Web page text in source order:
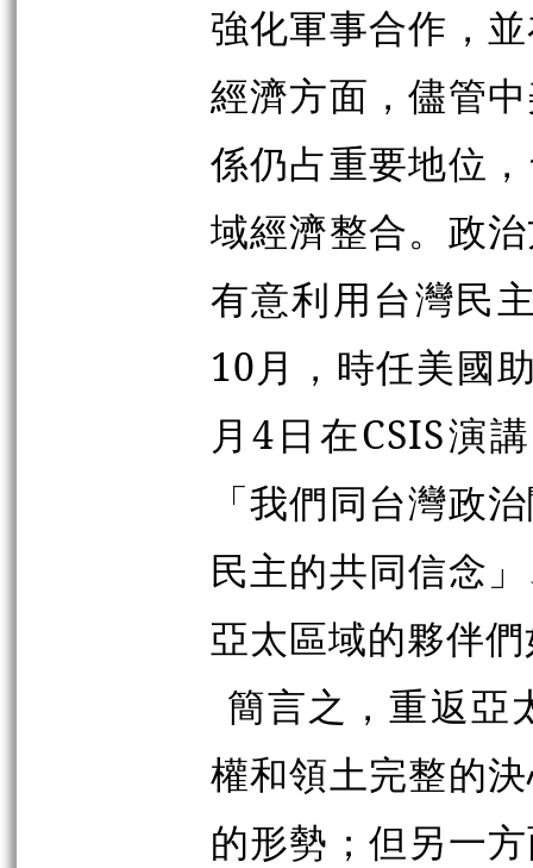
強化軍事合作，
經濟方面，儘管
係仍占重要地位
域經濟整合。政
有意利用台灣民
10月，時任美國
月4日在CSIS演
「我們同台灣政
民主的共同信念
亞太區域的夥伴
簡言之，重返亞
權和領土完整的
的形勢；但另一